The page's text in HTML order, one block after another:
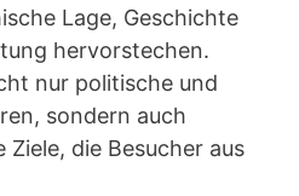
Lage, Geschichte
hervorstechen.
nur politische und
sondern auch
die Besucher aus